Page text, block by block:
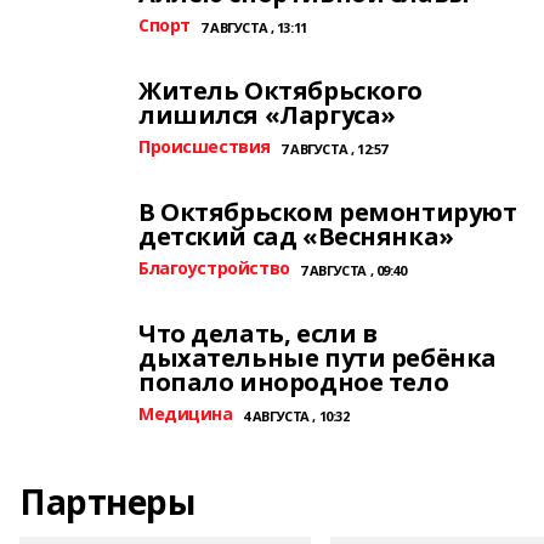
Спорт 7 АВГУСТА , 13:11
Житель Октябрьского
лишился «Ларгуса»
Происшествия 7 АВГУСТА , 12:57
В Октябрьском ремонтируют
детский сад «Веснянка»
Благоустройство 7 АВГУСТА , 09:40
Что делать, если в
дыхательные пути ребёнка
попало инородное тело
Медицина 4 АВГУСТА , 10:32
Партнеры